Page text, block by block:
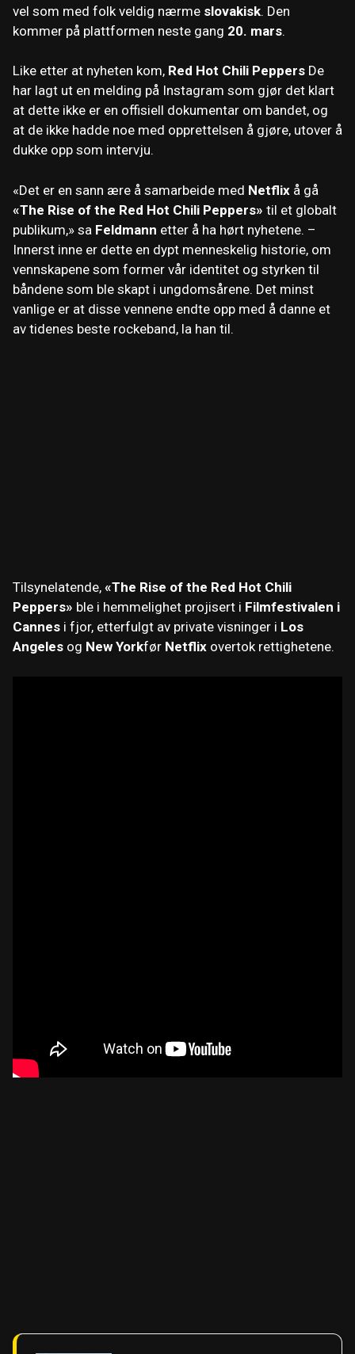
vel som med folk veldig nærme slovakisk. Den
kommer på plattformen neste gang 20. mars.
Like etter at nyheten kom, Red Hot Chili Peppers De
har lagt ut en melding på Instagram som gjør det klart
at dette ikke er en offisiell dokumentar om bandet, og
at de ikke hadde noe med opprettelsen å gjøre, utover å
dukke opp som intervju.
«Det er en sann ære å samarbeide med Netflix å gå
«The Rise of the Red Hot Chili Peppers» til et globalt
publikum,» sa Feldmann etter å ha hørt nyhetene. –
Innerst inne er dette en dypt menneskelig historie, om
vennskapene som former vår identitet og styrken til
båndene som ble skapt i ungdomsårene. Det minst
vanlige er at disse vennene endte opp med å danne et
av tidenes beste rockeband, la han til.
Tilsynelatende, «The Rise of the Red Hot Chili
Peppers» ble i hemmelighet projisert i Filmfestivalen i
Cannes i fjor, etterfulgt av private visninger i Los
Angeles og New Yorkfør Netflix overtok rettighetene.